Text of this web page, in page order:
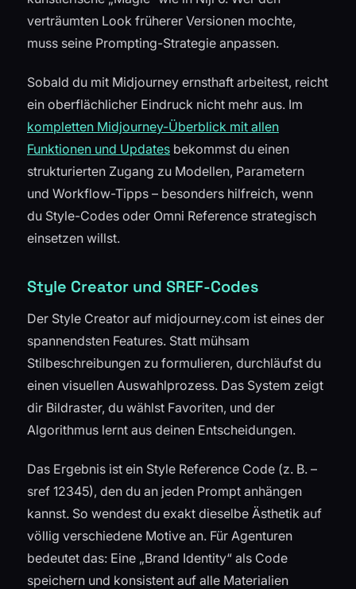
verträumten Look früherer Versionen mochte,
muss seine Prompting-Strategie anpassen.
Sobald du mit Midjourney ernsthaft arbeitest, reicht
ein oberflächlicher Eindruck nicht mehr aus. Im
kompletten Midjourney-Überblick mit allen
Funktionen und Updates bekommst du einen
strukturierten Zugang zu Modellen, Parametern
und Workflow-Tipps – besonders hilfreich, wenn
du Style-Codes oder Omni Reference strategisch
einsetzen willst.
Style Creator und SREF-Codes
Der Style Creator auf midjourney.com ist eines der
spannendsten Features. Statt mühsam
Stilbeschreibungen zu formulieren, durchläufst du
einen visuellen Auswahlprozess. Das System zeigt
dir Bildraster, du wählst Favoriten, und der
Algorithmus lernt aus deinen Entscheidungen.
Das Ergebnis ist ein Style Reference Code (z. B. –
sref 12345), den du an jeden Prompt anhängen
kannst. So wendest du exakt dieselbe Ästhetik auf
völlig verschiedene Motive an. Für Agenturen
bedeutet das: Eine „Brand Identity“ als Code
speichern und konsistent auf alle Materialien